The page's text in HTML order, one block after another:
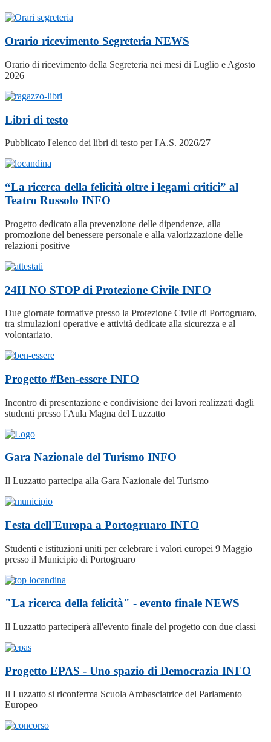
Orario ricevimento Segreteria NEWS
Orario di ricevimento della Segreteria nei mesi di Luglio e Agosto
2026
Libri di testo
Pubblicato l'elenco dei libri di testo per l'A.S. 2026/27
“La ricerca della felicità oltre i legami critici” al
Teatro Russolo INFO
Progetto dedicato alla prevenzione delle dipendenze, alla
promozione del benessere personale e alla valorizzazione delle
relazioni positive
24H NO STOP di Protezione Civile INFO
Due giornate formative presso la Protezione Civile di Portogruaro,
tra simulazioni operative e attività dedicate alla sicurezza e al
volontariato.
Progetto #Ben-essere INFO
Incontro di presentazione e condivisione dei lavori realizzati dagli
studenti presso l'Aula Magna del Luzzatto
Gara Nazionale del Turismo INFO
Il Luzzatto partecipa alla Gara Nazionale del Turismo
Festa dell'Europa a Portogruaro INFO
Studenti e istituzioni uniti per celebrare i valori europei 9 Maggio
presso il Municipio di Portogruaro
"La ricerca della felicità" - evento finale NEWS
Il Luzzatto parteciperà all'evento finale del progetto con due classi
Progetto EPAS - Uno spazio di Democrazia INFO
Il Luzzatto si riconferma Scuola Ambasciatrice del Parlamento
Europeo